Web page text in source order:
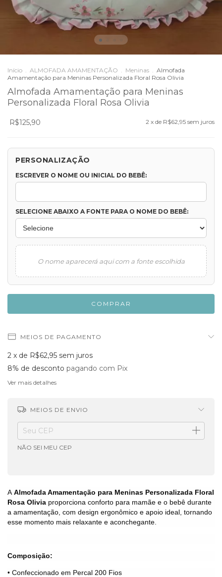
Início . ALMOFADA AMAMENTAÇÃO . Meninas . Almofada
Amamentação para Meninas Personalizada Floral Rosa Olivia
Almofada Amamentação para Meninas
Personalizada Floral Rosa Olivia
R$125,90 2 x de R$62,95 sem juros
PERSONALIZAÇÃO
ESCREVER O NOME OU INICIAL DO BEBÊ:
SELECIONE ABAIXO A FONTE PARA O NOME DO BEBÊ:
O nome aparecerá aqui com a fonte escolhida
MEIOS DE PAGAMENTO
2 x de R$62,95 sem juros
8% de desconto pagando com Pix
Ver mais detalhes
MEIOS DE ENVIO
Entregas para o CEP:
ALTERAR CEP
NÃO SEI MEU CEP
A Almofada Amamentação para Meninas Personalizada Floral
Rosa Olivia proporciona conforto para mamãe e o bebê durante
a amamentação, com design ergonômico e apoio ideal, tornando
esse momento mais relaxante e aconchegante.
Composição:
• Confeccionado em Percal 200 Fios